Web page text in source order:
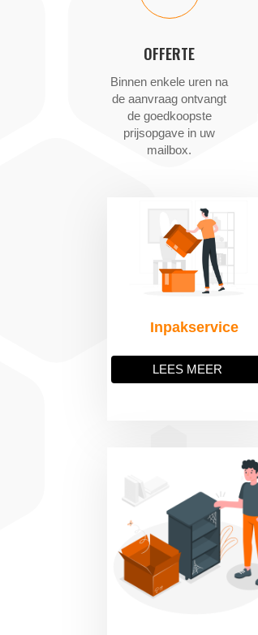
OFFERTE
Binnen enkele uren na
de aanvraag ontvangt
de goedkoopste
prijsopgave in uw
mailbox.
Inpakservice
LEES MEER